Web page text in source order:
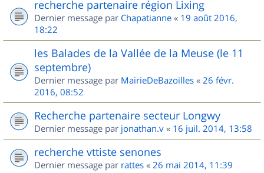
recherche partenaire région Lixing
Dernier message par Chapatianne « 19 août 2016,
18:22
les Balades de la Vallée de la Meuse (le 11
septembre)
Dernier message par MairieDeBazoilles « 26 févr.
2016, 08:52
Recherche partenaire secteur Longwy
Dernier message par jonathan.v « 16 juil. 2014, 13:58
recherche vttiste senones
Dernier message par rattes « 26 mai 2014, 11:39